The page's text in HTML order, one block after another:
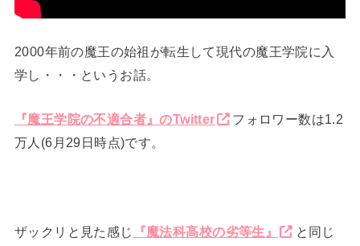
2000年前の魔王の始祖が転生して現代の魔王学院に入
学し・・・というお話。
『魔王学院の不適合者』のTwitter
フォロワー数は1.2
万人(6月29日時点)です。
ザックリと見た感じ 『魔法科高校の劣等生』
と同じ